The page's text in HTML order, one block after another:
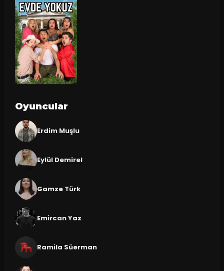
Oyuncular
Erdim Muşlu
Eylül Demirel
Gamze Türk
Emircan Yaz
Ramila Süerman